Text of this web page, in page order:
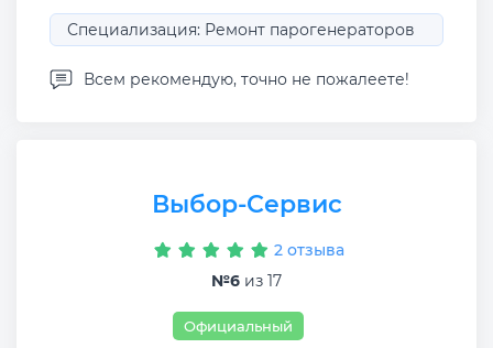
Специализация: Ремонт парогенераторов
Всем рекомендую, точно не пожалеете!
Выбор-Сервис
2 отзыва
№6 из 17
Официальный